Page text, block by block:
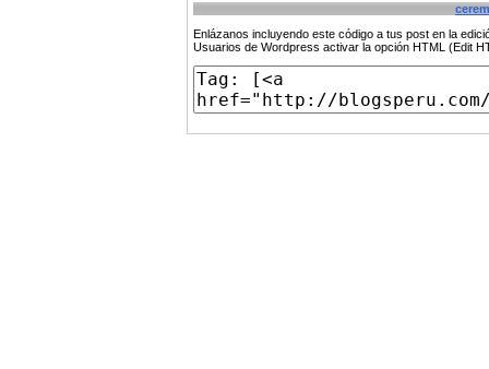
Enlázanos incluyendo este código a tus post en la
Usuarios de Wordpress activar la opción HTML (Edit